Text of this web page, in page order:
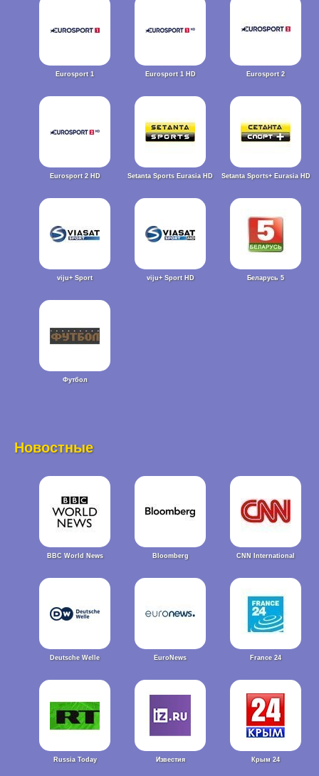
Eurosport 1 Eurosport 1 HD Eurosport 2
Eurosport 2 HD Setanta Sports Eurasia HD Setanta Sports+ Eurasia HD
viju+ Sport viju+ Sport HD Беларусь 5
Футбол
Новостные
BBC World News Bloomberg CNN International
Deutsche Welle EuroNews France 24
Russia Today Известия Крым 24